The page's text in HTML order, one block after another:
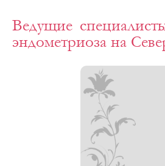
Ведущие
эндометриоза на